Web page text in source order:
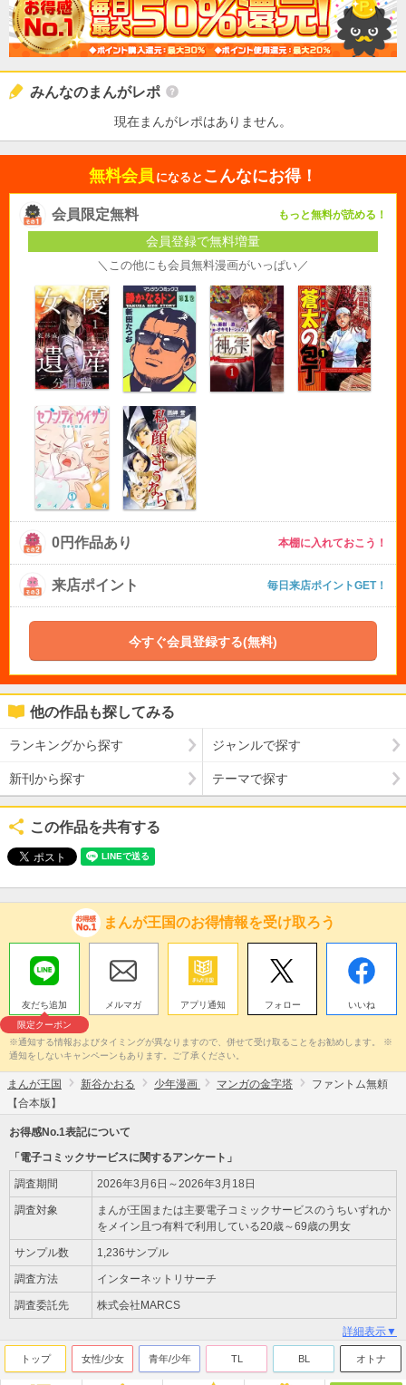
みんなのまんがレポ
現在まんがレポはありません。
無料会員 になると こんなにお得！
会員限定無料 もっと無料が読める！
会員登録で無料増量
＼この他にも会員無料漫画がいっぱい／
0円作品あり 本棚に入れておこう！
来店ポイント 毎日来店ポイントGET！
今すぐ会員登録する(無料)
他の作品も探してみる
ランキングから探す ジャンルで探す
新刊から探す テーマで探す
この作品を共有する
まんが王国のお得情報を受け取ろう
友だち追加
限定クーポン
メルマガ アプリ通知 フォロー いいね
※通知する情報およびタイミングが異なりますので、併せて受け取ることをお勧めします。 ※
通知をしないキャンペーンもあります。ご了承ください。
まんが王国 新谷かおる 少年漫画 マンガの金字塔
ファントム無頼
【合本版】
お得感No.1表記について
「電子コミックサービスに関するアンケート」
調査期間 2026年3月6日～2026年3月18日
調査対象
まんが王国または主要電子コミックサービスのうちいずれか
をメイン且つ有料で利用している20歳～69歳の男女
サンプル数 1,236サンプル
調査方法 インターネットリサーチ
調査委託先 株式会社MARCS
詳細表示▼
トップ 女性/少女 青年/少年 TL BL オトナ